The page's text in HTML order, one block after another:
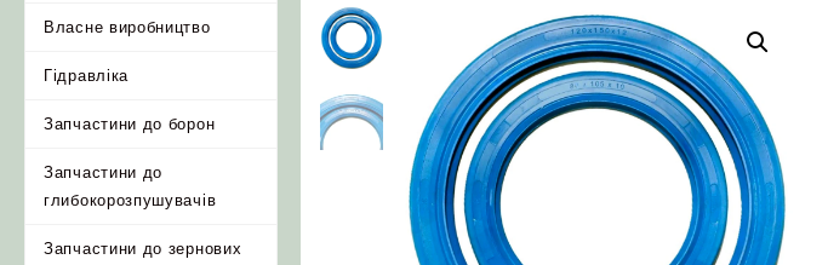
Власне виробництво
Гідравліка
Запчастини до борон
Запчастини до
глибокорозпушувачів
Запчастини до зернових